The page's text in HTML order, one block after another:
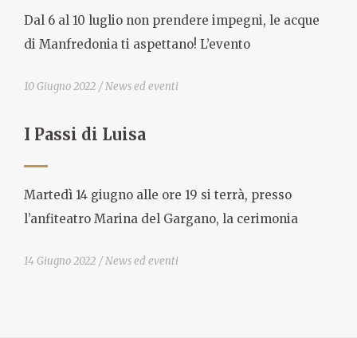
Dal 6 al 10 luglio non prendere impegni, le acque
di Manfredonia ti aspettano! L’evento
10 Giugno 2022 News ed eventi
I Passi di Luisa
Martedì 14 giugno alle ore 19 si terrà, presso
l’anfiteatro Marina del Gargano, la cerimonia
14 Giugno 2022 News ed eventi